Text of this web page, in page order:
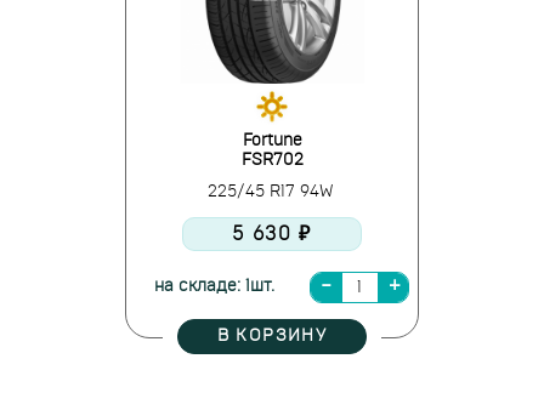
Fortune
FSR702
225/45 R17 94W
5 630 ₽
на складе: 1шт.
В КОРЗИНУ